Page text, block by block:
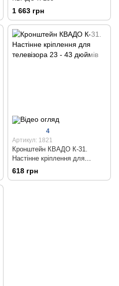
1 663 грн
4
Артикул: 1821
Кронштейн КВАДО К-31.
Настінне кріплення для
телевізора 23 - 43 дюймів
618 грн